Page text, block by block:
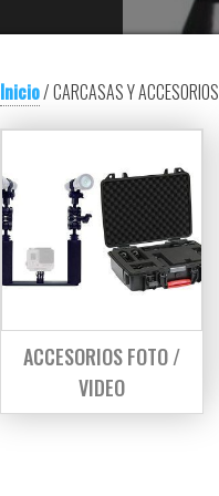
Inicio/ CARCASAS Y ACCESORIOS
ACCESORIOS FOTO /
VIDEO